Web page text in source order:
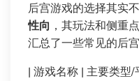
后宫游戏的选择其实
性向 ，其玩法和侧重
汇总了一些常见的后
| 游戏名称 | 主要类型